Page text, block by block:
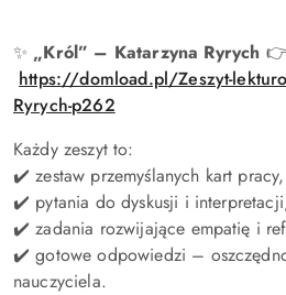
✨ „Król” – Katarzyna Ryrych 👉
https://domload.pl/Zeszyt-
Ryrych-p262
Każdy zeszyt to:
✔️ zestaw przemyślanych kart pracy,
✔️ pytania do dyskusji i
✔️ zadania rozwijające empatię i
✔️ gotowe odpowiedzi –
nauczyciela.